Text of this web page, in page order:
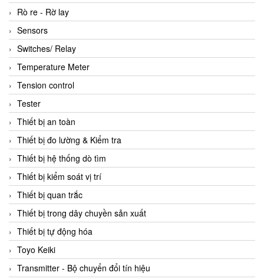
Rò re - Rờ lay
Sensors
Switches/ Relay
Temperature Meter
Tension control
Tester
Thiết bị an toàn
Thiết bị đo lường & Kiểm tra
Thiết bị hệ thống dò tìm
Thiết bị kiểm soát vị trí
Thiết bị quan trắc
Thiết bị trong dây chuyền sản xuất
Thiết bị tự động hóa
Toyo Keiki
Transmitter - Bộ chuyển đổi tín hiệu